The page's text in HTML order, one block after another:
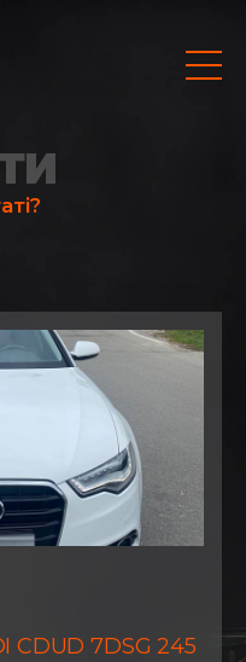
CDUD 7DSG 245